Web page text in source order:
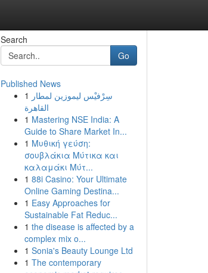
Search
Go
Published News
1 سِرْفيْس ليموزين لمطار
القاهرة
1 Mastering NSE India: A
Guide to Share Market In...
1 Μυθική γεύση:
σουβλάκια Μύτικα και
καλαμάκι Μύτ...
1 88i Casino: Your Ultimate
Online Gaming Destina...
1 Easy Approaches for
Sustainable Fat Reduc...
1 the disease is affected by a
complex mix o...
1 Sonia's Beauty Lounge Ltd
1 The contemporary